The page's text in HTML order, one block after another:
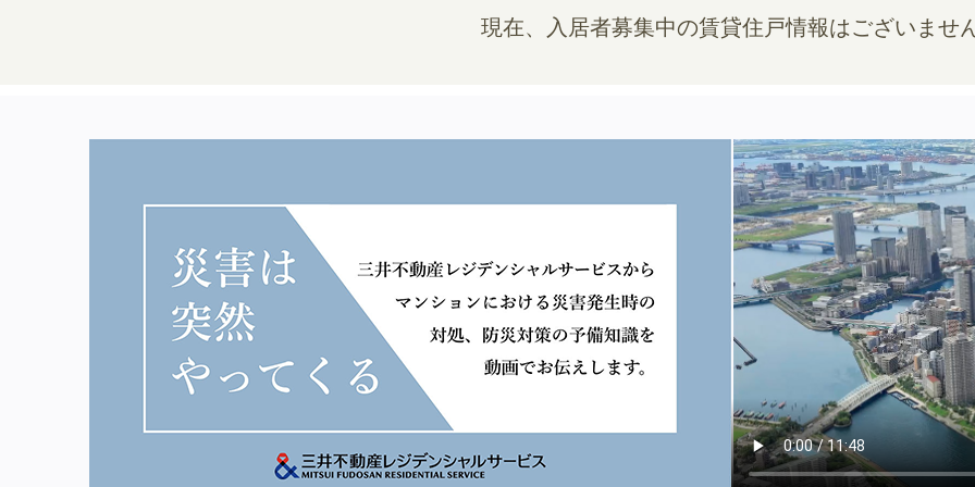
現在、入居者募集中の賃貸住戸情報はございませ